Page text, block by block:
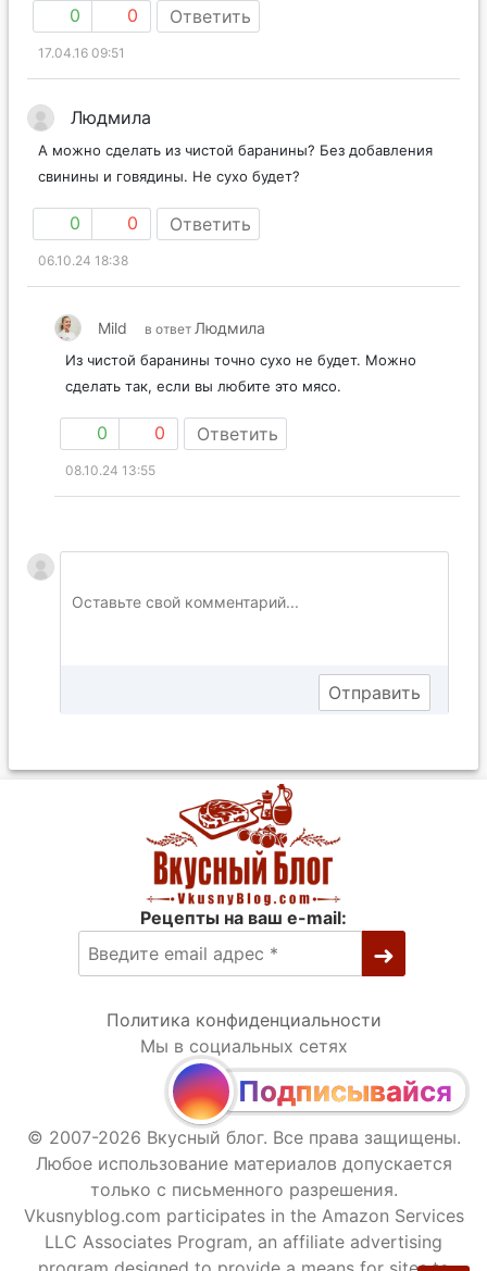
0 0 Ответить
17.04.16 09:51
Людмила
А можно сделать из чистой баранины? Без добавления
свинины и говядины. Не сухо будет?
0 0 Ответить
06.10.24 18:38
Mild в ответ Людмила
Из чистой баранины точно сухо не будет. Можно
сделать так, если вы любите это мясо.
0 0 Ответить
08.10.24 13:55
Рецепты на ваш e-mail:
Политика конфиденциальности
Мы в социальных сетях
Подписывайся
© 2007-2026 Вкусный блог. Все права защищены.
Любое использование материалов допускается
только с письменного разрешения.
Vkusnyblog.com participates in the Amazon Services
LLC Associates Program, an affiliate advertising